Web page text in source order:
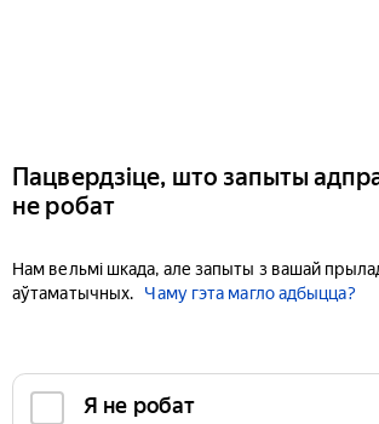
Пацвердзіце, што запыты
не робат
Нам вельмі шкада, але запыты з вашай
аўтаматычных.
Чаму гэта магло адбыцца?
Я не робат